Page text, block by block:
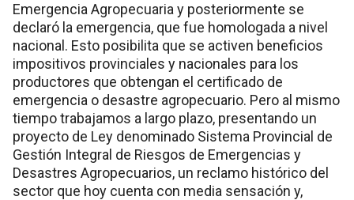
Emergencia Agropecuaria y posteriormente se
declaró la emergencia, que fue homologada a nivel
nacional. Esto posibilita que se activen beneficios
impositivos provinciales y nacionales para los
productores que obtengan el certificado de
emergencia o desastre agropecuario. Pero al mismo
tiempo trabajamos a largo plazo, presentando un
proyecto de Ley denominado Sistema Provincial de
Gestión Integral de Riesgos de Emergencias y
Desastres Agropecuarios, un reclamo histórico del
sector que hoy cuenta con media sensación y,